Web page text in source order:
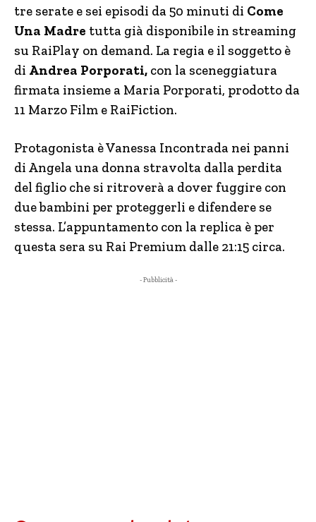
tre serate e sei episodi da 50 minuti di Come
Una Madre tutta già disponibile in streaming
su RaiPlay on demand. La regia e il soggetto è
di Andrea Porporati, con la sceneggiatura
firmata insieme a Maria Porporati, prodotto da
11 Marzo Film e RaiFiction.
Protagonista è Vanessa Incontrada nei panni
di Angela una donna stravolta dalla perdita
del figlio che si ritroverà a dover fuggire con
due bambini per proteggerli e difendere se
stessa. L’appuntamento con la replica è per
questa sera su Rai Premium dalle 21:15 circa.
- Pubblicità -